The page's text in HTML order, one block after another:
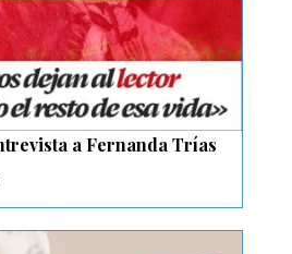
a Fernanda Trías